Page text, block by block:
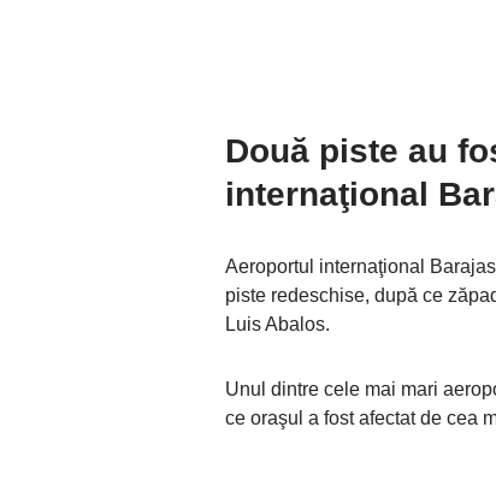
Două piste au
internaţional
Aeroportul internaţional
piste redeschise, după ce
Luis Abalos.
Unul dintre cele mai mari
ce oraşul a fost afectat de cea